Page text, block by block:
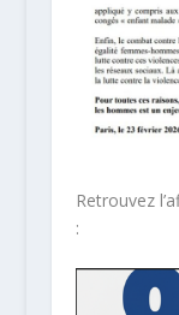
Retrouvez
: